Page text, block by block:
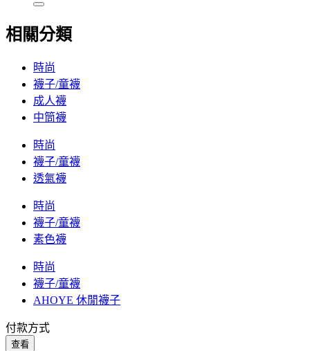
相關分類
時尚
襪子/童襪
成人襪
中筒襪
時尚
襪子/童襪
透氣襪
時尚
襪子/童襪
素色襪
時尚
襪子/童襪
AHOYE 休閒襪子
付款方式
查看